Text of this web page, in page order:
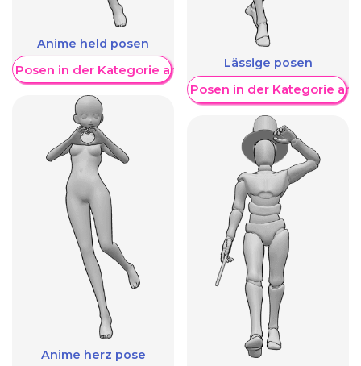
Anime held posen
Posen in der Kategorie anzeigen
Anime herz pose
Lässige posen
Weitere Posen in der Kategorie